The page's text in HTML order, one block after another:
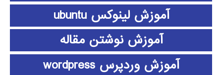
آموزش لینوکس ubuntu
آموزش نوشتن مقاله
آموزش وردپرس wordpress